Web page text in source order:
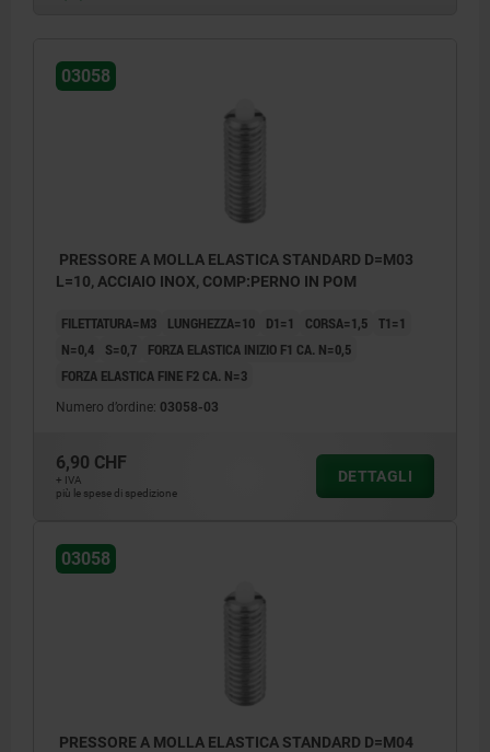
1) Perno filettato incollato
03058
PRESSORE A MOLLA ELASTICA STANDARD D=M03
L=10, ACCIAIO INOX, COMP:PERNO IN POM
FILETTATURA=M3 LUNGHEZZA=10 D1=1 CORSA=1,5 T1=1
N=0,4
S=0,7
FORZA ELASTICA INIZIO F1 CA. N=0,5
FORZA ELASTICA FINE F2 CA. N=3
Numero d’ordine: 03058-03
6,90 CHF
+ IVA
più le spese di spedizione
DETTAGLI
03058
PRESSORE A MOLLA ELASTICA STANDARD D=M04